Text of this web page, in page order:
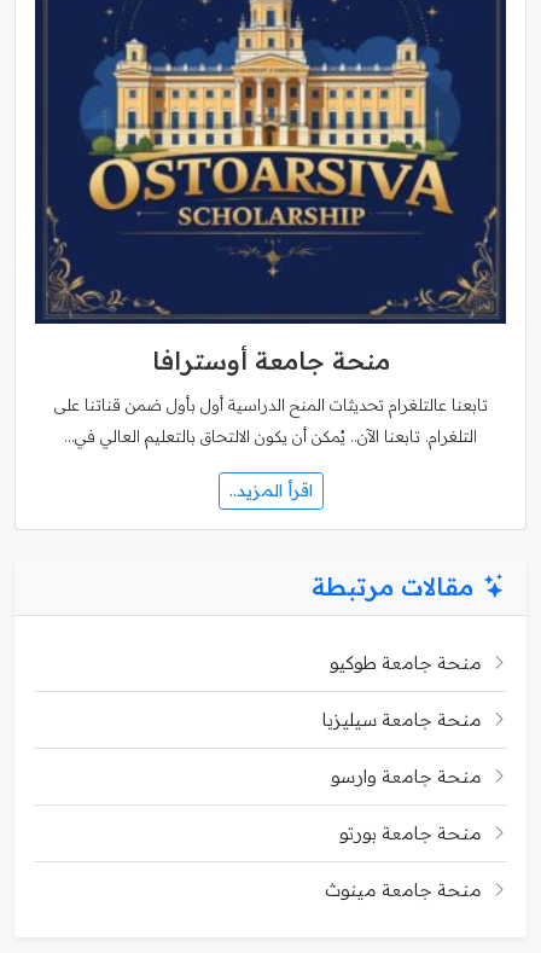
منحة جامعة أوسترافا
تابعنا عالتلغرام تحديثات المنح الدراسية أول بأول ضمن قناتنا على
التلغرام. تابعنا الآن.. يُمكن أن يكون الالتحاق بالتعليم العالي في…
اقرأ المزيد..
مقالات مرتبطة
منحة جامعة طوكيو
منحة جامعة سيليزيا
منحة جامعة وارسو
منحة جامعة بورتو
منحة جامعة مينوث